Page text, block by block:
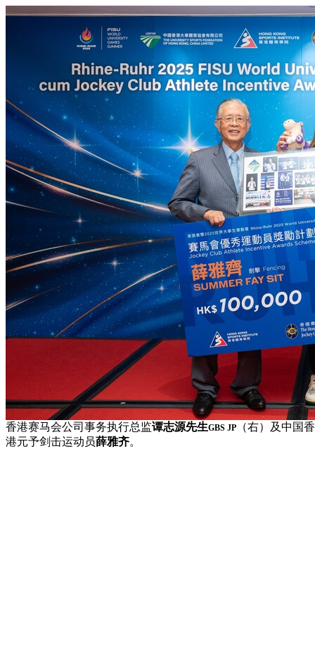
香港赛马会公司事务执行总监谭志源先生GBS JP
（右）及中国
港元予剑击运动员薛雅齐。